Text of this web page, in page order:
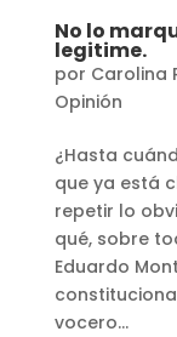
No lo
legitime.
por Carolina
Opinión
¿Hasta
que ya está
repetir lo
qué, sobre
Eduardo
vocero...